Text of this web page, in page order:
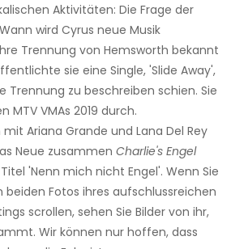
Aktivitäten: Die Frage der
wird Cyrus neue Musik
Trennung von Hemsworth bekannt
sie eine Single, 'Slide Away',
Trennung zu beschreiben schien. Sie
MTV VMAs 2019 durch.
Ariana Grande und Lana Del Rey
Neue zusammen Charlie's Engel
'Nenn mich nicht Engel'. Wenn Sie
Fotos ihres aufschlussreichen
scrollen, sehen Sie Bilder von ihr,
Wir können nur hoffen, dass